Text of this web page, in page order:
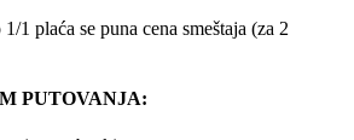
1 plaća se puna cena smeštaja (za 2
PUTOVANJA: